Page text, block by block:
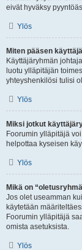
eivät hyväksy
Ylös
Miten pääsen
Käyttäjäryhmän
luotu ylläpitäjän
yhteyshenkilösi tulisi
Ylös
Miksi jotkut
Foorumin ylläpitäjä
helpottaa kyseisen
Ylös
Mikä on
Jos olet useamman
käytetään
Foorumin ylläpitäjä
omista asetuksista.
Ylös